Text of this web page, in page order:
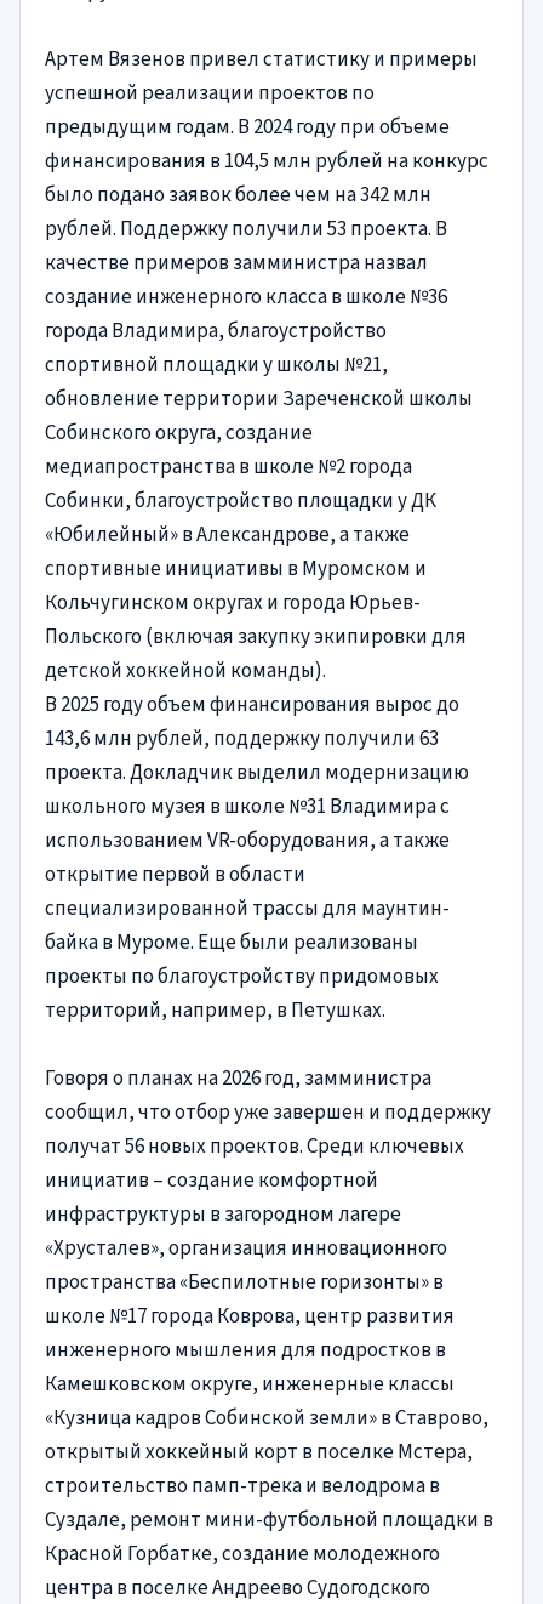
Артем Вязенов привел статистику и примеры
успешной реализации проектов по
предыдущим годам. В 2024 году при объеме
финансирования в 104,5 млн рублей на конкурс
было подано заявок более чем на 342 млн
рублей. Поддержку получили 53 проекта. В
качестве примеров замминистра назвал
создание инженерного класса в школе №36
города Владимира, благоустройство
спортивной площадки у школы №21,
обновление территории Зареченской школы
Собинского округа, создание
медиапространства в школе №2 города
Собинки, благоустройство площадки у ДК
«Юбилейный» в Александрове, а также
спортивные инициативы в Муромском и
Кольчугинском округах и города Юрьев-
Польского (включая закупку экипировки для
детской хоккейной команды).
В 2025 году объем финансирования вырос до
143,6 млн рублей, поддержку получили 63
проекта. Докладчик выделил модернизацию
школьного музея в школе №31 Владимира с
использованием VR-оборудования, а также
открытие первой в области
специализированной трассы для маунтин-
байка в Муроме. Еще были реализованы
проекты по благоустройству придомовых
территорий, например, в Петушках.
Говоря о планах на 2026 год, замминистра
сообщил, что отбор уже завершен и поддержку
получат 56 новых проектов. Среди ключевых
инициатив – создание комфортной
инфраструктуры в загородном лагере
«Хрусталев», организация инновационного
пространства «Беспилотные горизонты» в
школе №17 города Коврова, центр развития
инженерного мышления для подростков в
Камешковском округе, инженерные классы
«Кузница кадров Собинской земли» в Ставрово,
открытый хоккейный корт в поселке Мстера,
строительство памп-трека и велодрома в
Суздале, ремонт мини-футбольной площадки в
Красной Горбатке, создание молодежного
центра в поселке Андреево Судогодского